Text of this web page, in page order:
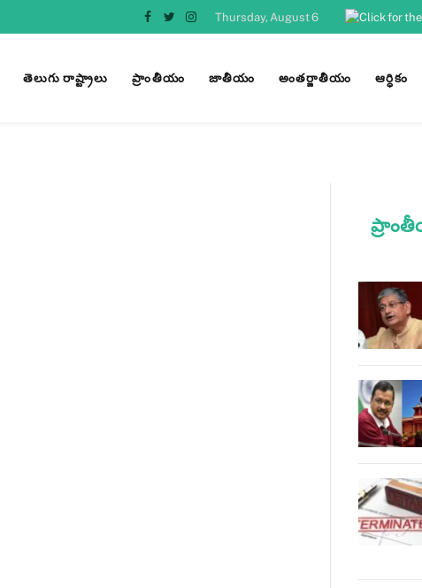
Facebook
TwitterInstagram
Thursday, August 6
తెలుగు రాష్ట్రాలు ప్రాంతీయం జాతీయం అంతర్జాతీయం ఆర్ధికం